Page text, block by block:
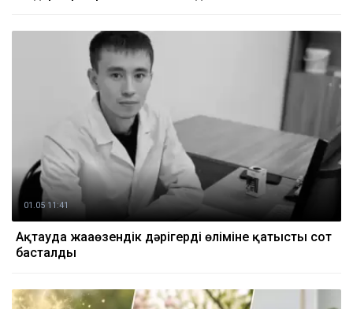
01.05 11:41
Ақтауда жаңаөзендік дәрігердің өліміне қатысты сот
басталды